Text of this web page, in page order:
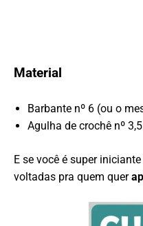
Material
Barbante nº 6 (ou o
Agulha de crochê nº
E se você é super
voltadas pra quem quer